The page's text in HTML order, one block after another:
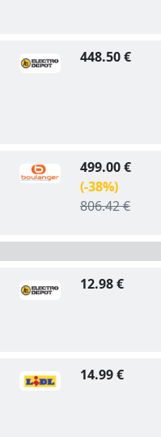
448.50 €
499.00 €
(-38%)
806.42 €
12.98 €
14.99 €